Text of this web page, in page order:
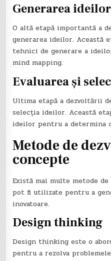
Generarea ideilor
O altă etapă importantă a
generarea ideilor. Această
tehnici de generare a
mind mapping.
Evaluarea și
Ultima etapă a dezvoltării
selecția ideilor. Această
ideilor pentru a determina
Metode de
concepte
Există mai multe metode
pot fi utilizate pentru a
inovatoare.
Design thinking
Design thinking este o
pentru a rezolva